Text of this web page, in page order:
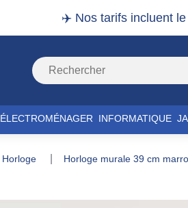
✈️ Nos tarifs incluent
ÉLECTROMÉNAGER INFORMATIQUE
horloge horloge murale 39 cm